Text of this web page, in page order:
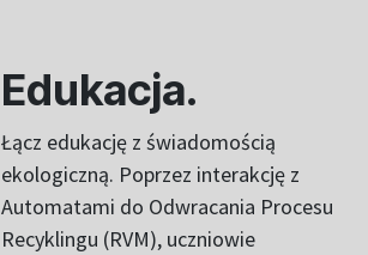
Edukacja.
Łącz edukację z świadomością
ekologiczną. Poprzez interakcję z
Automatami do Odwracania Procesu
Recyklingu (RVM), uczniowie